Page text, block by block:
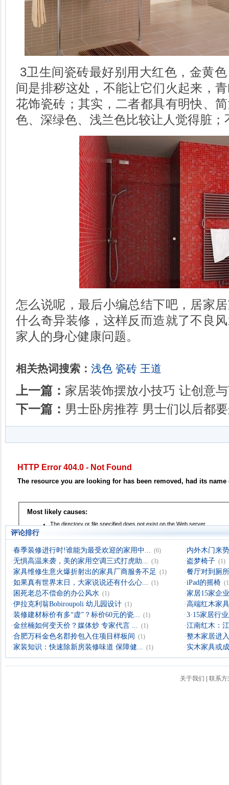
3卫生间瓷砖最好别用大红色，金黄
间是排秽这处，不能让它们火起来，
花饰瓷砖；其实，二者都具有明快、
色、深绿色、浅兰色比较让人觉得脏
怎么说呢，最后小编总结下吧，居家
什么奇异装修，这样反而造就了不良
家人的身心健康问题。
相关热词搜索： 浅色 瓷砖 王道
上一篇： 家居装饰摆放小技巧 让创意
下一篇： 男士卧房推荐 男士们以后都
评论排行
·春季装修进行时!谁能为最受欢迎的家用中... (6) · 内外木门来
·无惧高温来袭，美的家用空调三式打虎助... (3) · 盗梦椅子 (1)
·家具维修生意火爆折射出的家具厂商服务不足 (1) ·餐厅对到厕
·如果真有世界末日，大家说说还有什么心... (1) ·iPad的摇椅
· 困死老总不偿命的办公风水 (1) ·家居15家企
·伊拉克利翁Bobiroupoli 幼儿园设计 (1) ·高端红木家
·装修建材标价有多“虚”？标价60元的瓷... (1) ·3·15家居行
·金丝楠如何变天价？媒体炒 专家代言 ... (1) ·江南红木：
·合肥万科金色名郡拎包入住项目样板间 (1) ·整木家居进
·家装知识：快速除新房装修味道 保障健... (1) ·实木家具或
关于我们 联系方